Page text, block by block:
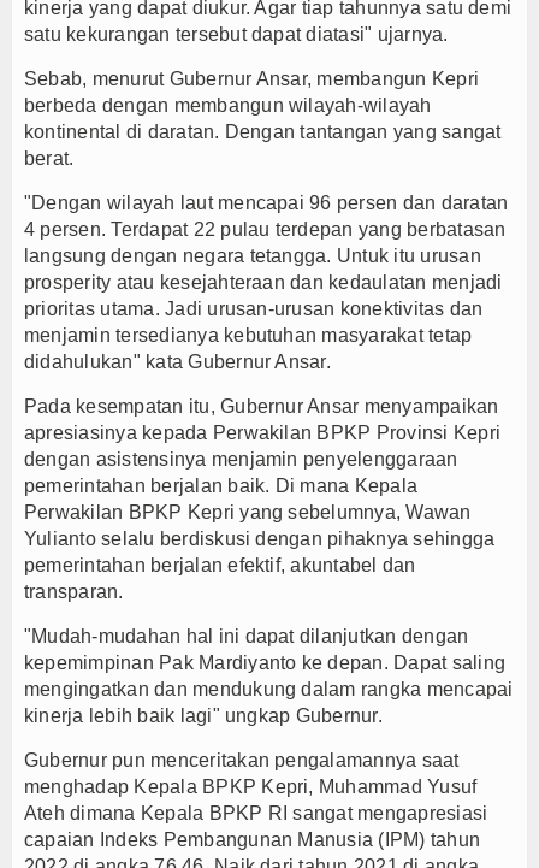
kinerja yang dapat diukur. Agar tiap tahunnya satu demi
satu kekurangan tersebut dapat diatasi" ujarnya.
Sebab, menurut Gubernur Ansar, membangun Kepri
berbeda dengan membangun wilayah-wilayah
kontinental di daratan. Dengan tantangan yang sangat
berat.
"Dengan wilayah laut mencapai 96 persen dan daratan
4 persen. Terdapat 22 pulau terdepan yang berbatasan
langsung dengan negara tetangga. Untuk itu urusan
prosperity atau kesejahteraan dan kedaulatan menjadi
prioritas utama. Jadi urusan-urusan konektivitas dan
menjamin tersedianya kebutuhan masyarakat tetap
didahulukan" kata Gubernur Ansar.
Pada kesempatan itu, Gubernur Ansar menyampaikan
apresiasinya kepada Perwakilan BPKP Provinsi Kepri
dengan asistensinya menjamin penyelenggaraan
pemerintahan berjalan baik. Di mana Kepala
Perwakilan BPKP Kepri yang sebelumnya, Wawan
Yulianto selalu berdiskusi dengan pihaknya sehingga
pemerintahan berjalan efektif, akuntabel dan
transparan.
"Mudah-mudahan hal ini dapat dilanjutkan dengan
kepemimpinan Pak Mardiyanto ke depan. Dapat saling
mengingatkan dan mendukung dalam rangka mencapai
kinerja lebih baik lagi" ungkap Gubernur.
Gubernur pun menceritakan pengalamannya saat
menghadap Kepala BPKP Kepri, Muhammad Yusuf
Ateh dimana Kepala BPKP RI sangat mengapresiasi
capaian Indeks Pembangunan Manusia (IPM) tahun